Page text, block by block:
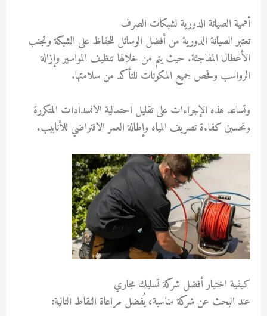
أهمية الصيانة الدورية لشبكات الصرف
تعتبر الصيانة الدورية من أفضل الوسائل للحفاظ على الشبكة وتجنب
الأعطال المفاجئة. حيث يتم من خلالها تنظيف المواسير وإزالة
الرواسب وفحص جميع المكونات للتأكد من سلامتها.
وتساعد هذه الإجراءات على تقليل احتمالية الانسدادات المتكررة
وتحسين كفاءة تصريف المياه وإطالة العمر الافتراضي للأنابيب.
كيفية اختيار أفضل شركة تسليك مجاري
عند البحث عن شركة مناسبة، يُفضل مراعاة النقاط التالية: